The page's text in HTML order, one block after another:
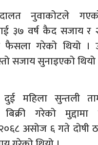
नुवाकोटले
३७ वर्ष कैद सजाय
फैसला गरेको थियो ।
सजाय सुनाइएको थियो
दुई महिला सुन्तली
बिक्री गरेको
असोज ६ गते दोषी